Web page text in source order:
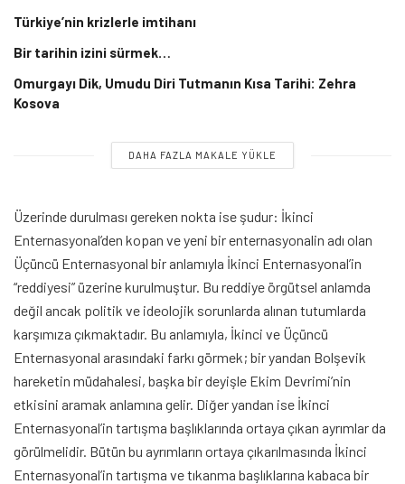
Türkiye’nin krizlerle imtihanı
Bir tarihin izini sürmek…
Omurgayı Dik, Umudu Diri Tutmanın Kısa Tarihi: Zehra
Kosova
DAHA FAZLA MAKALE YÜKLE
Üzerinde durulması gereken nokta ise şudur: İkinci
Enternasyonal’den kopan ve yeni bir enternasyonalin adı olan
Üçüncü Enternasyonal bir anlamıyla İkinci Enternasyonal’in
“reddiyesi” üzerine kurulmuştur. Bu reddiye örgütsel anlamda
değil ancak politik ve ideolojik sorunlarda alınan tutumlarda
karşımıza çıkmaktadır. Bu anlamıyla, İkinci ve Üçüncü
Enternasyonal arasındaki farkı görmek; bir yandan Bolşevik
hareketin müdahalesi, başka bir deyişle Ekim Devrimi’nin
etkisini aramak anlamına gelir. Diğer yandan ise İkinci
Enternasyonal’in tartışma başlıklarında ortaya çıkan ayrımlar da
görülmelidir. Bütün bu ayrımların ortaya çıkarılmasında İkinci
Enternasyonal’in tartışma ve tıkanma başlıklarına kabaca bir